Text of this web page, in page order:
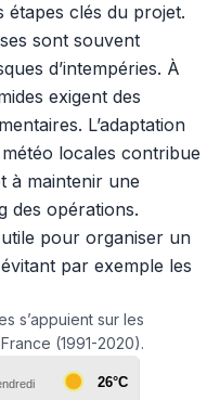
étapes clés du projet.
sont souvent
d’intempéries. À
exigent des
L’adaptation
locales contribue
à maintenir une
des opérations.
pour organiser un
par exemple les
s’appuient sur les
(1991-2020).